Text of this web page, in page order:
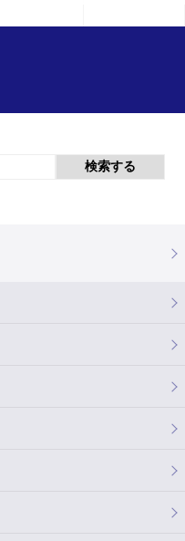
検索する